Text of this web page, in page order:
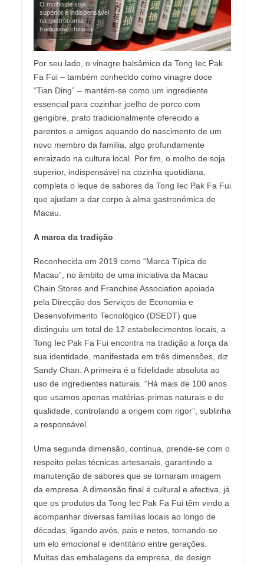
O molho de soja
superior é indispensável
na gastronomia
tradicional chinesa
Por seu lado, o vinagre balsâmico da Tong Iec Pak
Fa Fui – também conhecido como vinagre doce
“Tian Ding” – mantém-se como um ingrediente
essencial para cozinhar joelho de porco com
gengibre, prato tradicionalmente oferecido a
parentes e amigos aquando do nascimento de um
novo membro da família, algo profundamente
enraizado na cultura local. Por fim, o molho de soja
superior, indispensável na cozinha quotidiana,
completa o leque de sabores da Tong Iec Pak Fa Fui
que ajudam a dar corpo à alma gastronómica de
Macau.
A marca da tradição
Reconhecida em 2019 como “Marca Típica de
Macau”, no âmbito de uma iniciativa da Macau
Chain Stores and Franchise Association apoiada
pela Direcção dos Serviços de Economia e
Desenvolvimento Tecnológico (DSEDT) que
distinguiu um total de 12 estabelecimentos locais, a
Tong Iec Pak Fa Fui encontra na tradição a força da
sua identidade, manifestada em três dimensões, diz
Sandy Chan. A primeira é a fidelidade absoluta ao
uso de ingredientes naturais. “Há mais de 100 anos
que usamos apenas matérias-primas naturais e de
qualidade, controlando a origem com rigor”, sublinha
a responsável.
Uma segunda dimensão, continua, prende-se com o
respeito pelas técnicas artesanais, garantindo a
manutenção de sabores que se tornaram imagem
da empresa. A dimensão final é cultural e afectiva, já
que os produtos da Tong Iec Pak Fa Fui têm vindo a
acompanhar diversas famílias locais ao longo de
décadas, ligando avós, pais e netos, tornando-se
um elo emocional e identitário entre gerações.
Muitas das embalagens da empresa, de design